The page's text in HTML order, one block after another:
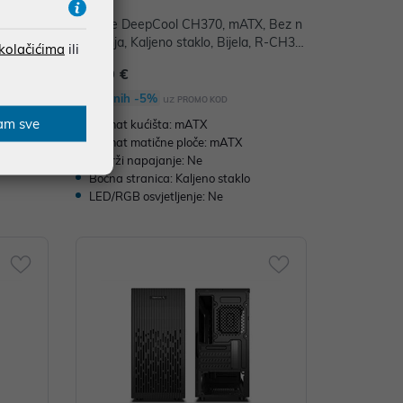
CH370
Kućište DeepCool CH370, mATX, Bez n
apajanja, Kaljeno staklo, Bijela, R-CH37
65,00 €
Dodatnih -5% uz PROMO KOD
Format kućišta: mATX
Format matične ploče: mATX
Sadrži napajanje: Ne
Bočna stranica: Kaljeno staklo
LED/RGB osvjetljenje: Ne
ili
sve